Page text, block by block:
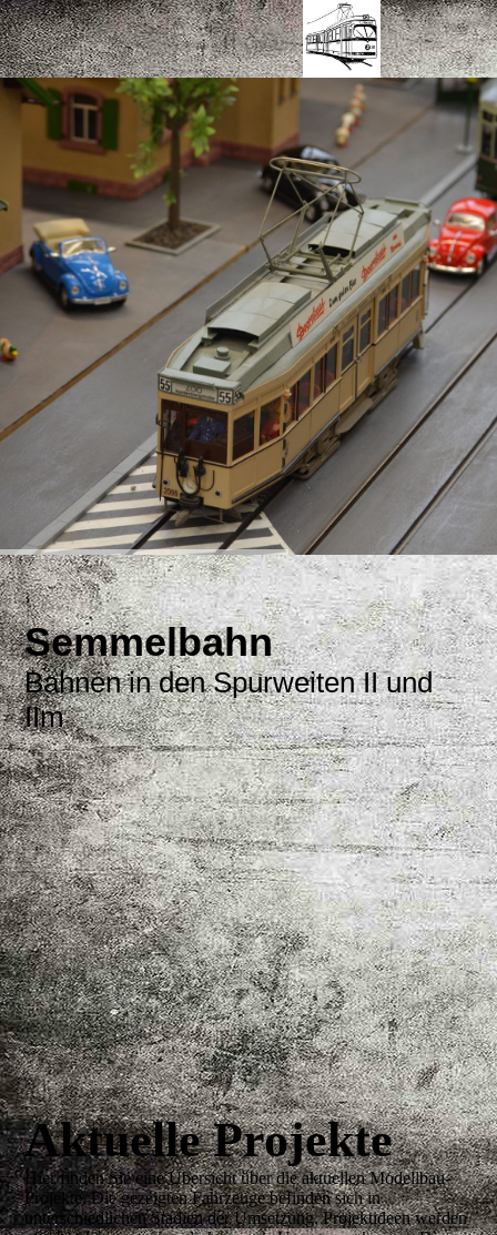
Semmelbahn
Bahnen in den Spurweiten II und
IIm
Aktuelle Projekte
Hier finden Sie eine Übersicht über die aktuellen Modellbau-
Projekte. Die gezeigten Fahrzeuge befinden sich in
unterschiedlichen Stadien der Umsetzung. Projektideen werden